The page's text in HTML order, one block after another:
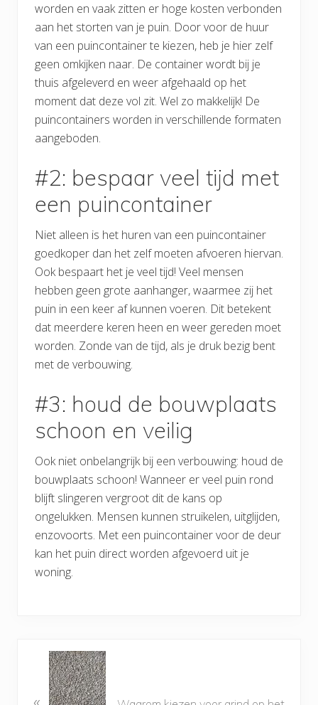
worden en vaak zitten er hoge kosten verbonden
aan het storten van je puin. Door voor de huur
van een puincontainer te kiezen, heb je hier zelf
geen omkijken naar. De container wordt bij je
thuis afgeleverd en weer afgehaald op het
moment dat deze vol zit. Wel zo makkelijk! De
puincontainers worden in verschillende formaten
aangeboden.
#2: bespaar veel tijd met
een puincontainer
Niet alleen is het huren van een puincontainer
goedkoper dan het zelf moeten afvoeren hiervan.
Ook bespaart het je veel tijd! Veel mensen
hebben geen grote aanhanger, waarmee zij het
puin in een keer af kunnen voeren. Dit betekent
dat meerdere keren heen en weer gereden moet
worden. Zonde van de tijd, als je druk bezig bent
met de verbouwing.
#3: houd de bouwplaats
schoon en veilig
Ook niet onbelangrijk bij een verbouwing: houd de
bouwplaats schoon! Wanneer er veel puin rond
blijft slingeren vergroot dit de kans op
ongelukken. Mensen kunnen struikelen, uitglijden,
enzovoorts. Met een puincontainer voor de deur
kan het puin direct worden afgevoerd uit je
woning.